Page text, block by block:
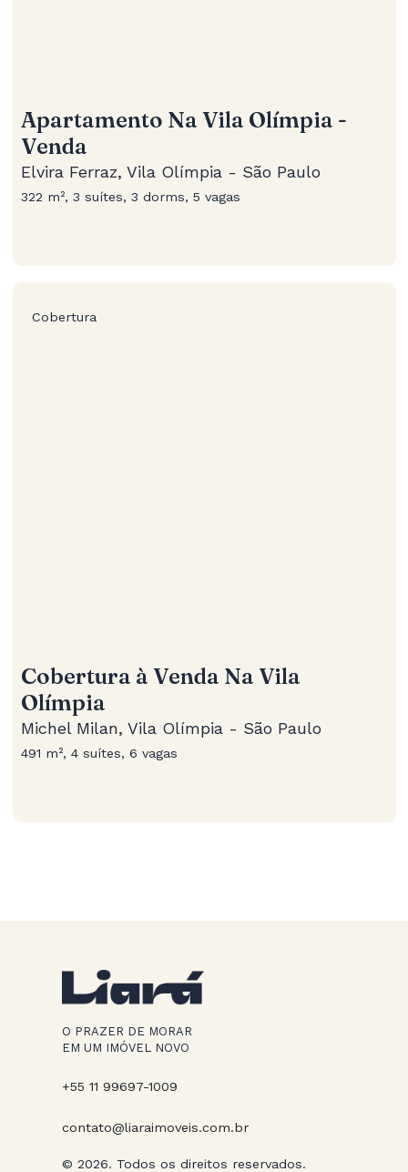
Apartamento Na Vila Olímpia -
Venda
Elvira Ferraz, Vila Olímpia - São Paulo
322 m², 3 suítes, 3 dorms, 5 vagas
Cobertura
Cobertura à Venda Na Vila
Olímpia
Michel Milan, Vila Olímpia - São Paulo
491 m², 4 suítes, 6 vagas
O PRAZER DE MORAR
EM UM IMÓVEL NOVO
+55 11 99697-1009
contato@liaraimoveis.com.br
© 2026. Todos os direitos reservados.